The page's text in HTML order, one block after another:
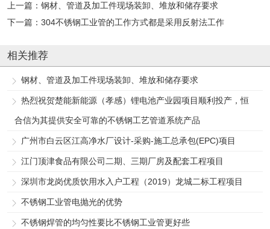
上一篇： 钢材、管道及加工件现场装卸、堆放和储存要求
下一篇： 304不锈钢工业管的工作方式都是采用反射法工作
相关推荐
钢材、管道及加工件现场装卸、堆放和储存要求
热烈祝贺楚能新能源（孝感）锂电池产业园项目顺利投产，恒
合信为其提供安全可靠的不锈钢工艺管道系统产品
广州市白云区江高净水厂设计-采购-施工总承包(EPC)项目
江门顶津食品有限公司二期、三期厂房及配套工程项目
深圳市龙岗优质饮用水入户工程（2019）龙城二标工程项目
不锈钢工业管电抛光的优势
不锈钢焊管的均匀性要比不锈钢工业管更好些